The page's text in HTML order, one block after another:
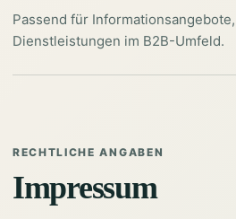
Passend für
Dienstleistungen im B2B-Umfeld.
RECHTLICHE ANGABEN
Impressum